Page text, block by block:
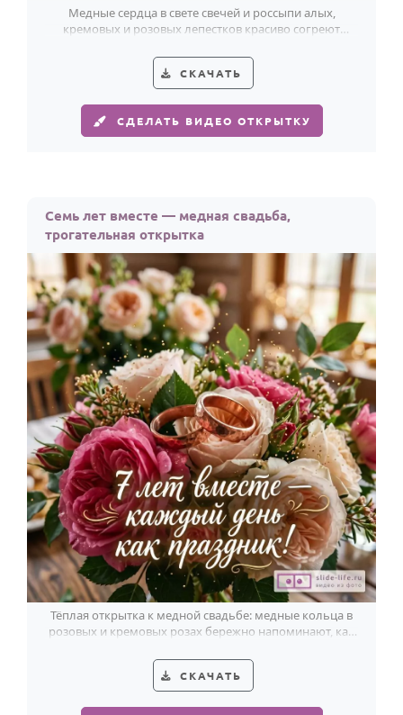
Медные сердца в свете свечей и россыпи алых,
кремовых и розовых лепестков красиво согреют
СКАЧАТЬ
СДЕЛАТЬ ВИДЕО ОТКРЫТКУ
Семь лет вместе — медная свадьба,
трогательная открытка
Тёплая открытка к медной свадьбе: медные кольца в
розовых и кремовых розах бережно напоминают, как
СКАЧАТЬ